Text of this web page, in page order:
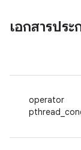
เอกสารปร
operator